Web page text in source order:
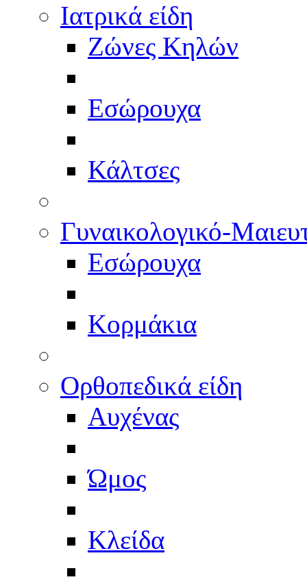
Ιατρικά είδη
Ζώνες Κηλών
Εσώρουχα
Κάλτσες
Γυναικολογικό-
Εσώρουχα
Κορμάκια
Ορθοπεδικά είδη
Αυχένας
Ώμος
Κλείδα